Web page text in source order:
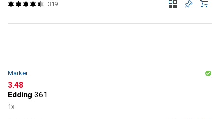
319
Marker
CHF
3.48
Edding 361
1x